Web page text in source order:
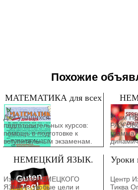
Похожие
МАТЕМАТИКА для всех
Для учащихся
подготовительных курсов:
помощь в подготовке к
вступительным экзаменам.
Для студентов: помощь в
решении контрольных,
тестовых и экзаменационных
математических заданий по
программе университетов.
Учим
Вы
и
НЕМЕЦКИЙ ЯЗЫК.
Изучение НЕМЕЦКОГО
ЯЗЫКА - любые цели и
Уроки
Центр
Тиква